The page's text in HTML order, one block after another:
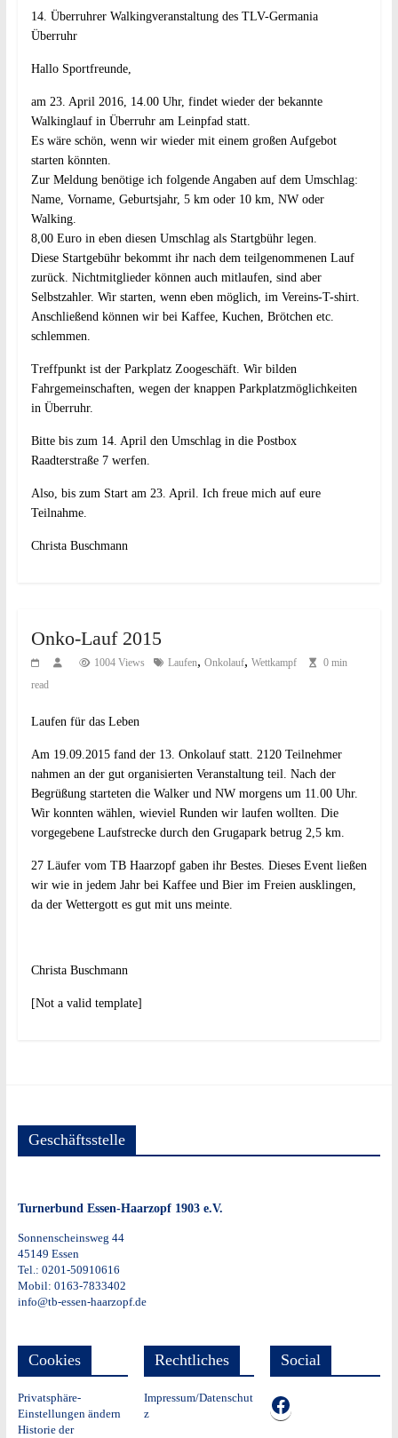
14. Überruhrer Walkingveranstaltungdes TLV-Germania
Überruhr
Hallo Sportfreunde,
am 23. April 2016, 14.00 Uhr, findet wieder der bekannte
Walkinglauf in Überruhr am Leinpfad statt.
Es wäre schön, wenn wir wieder mit einem großen Aufgebot
starten könnten.
Zur Meldung benötige ich folgende Angaben auf dem Umschlag:
Name, Vorname, Geburtsjahr, 5 km oder 10 km, NW oder
Walking.
8,00 Euro in eben diesen Umschlag als Startgbühr legen.
Diese Startgebühr bekommt ihr nach dem teilgenommenen Lauf
zurück. Nichtmitglieder können auch mitlaufen, sind aber
Selbstzahler. Wir starten, wenn eben möglich, im Vereins-T-shirt.
Anschließend können wir bei Kaffee, Kuchen, Brötchen etc.
schlemmen.
Treffpunkt ist der Parkplatz Zoogeschäft. Wir bilden
Fahrgemeinschaften, wegen der knappen Parkplatzmöglichkeiten
in Überruhr.
Bitte bis zum 14. April den Umschlag in die Postbox
Raadterstraße 7 werfen.
Also, bis zum Start am 23. April. Ich freue mich auf eure
Teilnahme.
Christa Buschmann
Onko-Lauf 2015
1004 Views Laufen, Onkolauf, Wettkampf
0 min
read
Laufen für das Leben
Am 19.09.2015 fand der 13. Onkolauf statt. 2120 Teilnehmer
nahmen an der gut organisierten Veranstaltung teil. Nach der
Begrüßung starteten die Walker und NW morgens um 11.00 Uhr.
Wir konnten wählen, wieviel Runden wir laufen wollten. Die
vorgegebene Laufstrecke durch den Grugapark betrug 2,5 km.
27 Läufer vom TB Haarzopf gaben ihr Bestes. Dieses Event ließen
wir wie in jedem Jahr bei Kaffee und Bier im Freien ausklingen,
da der Wettergott es gut mit uns meinte.
Christa Buschmann
[Not a valid template]
Geschäftsstelle
Turnerbund Essen-Haarzopf 1903 e.V.
Sonnenscheinsweg 44
45149 Essen
Tel.: 0201-50910616
Mobil: 0163-7833402
info@tb-essen-haarzopf.de
Cookies
Privatsphäre-
Einstellungen ändern
Historie der
Rechtliches
Impressum/Datenschut
z
Social
TB auf Facebook